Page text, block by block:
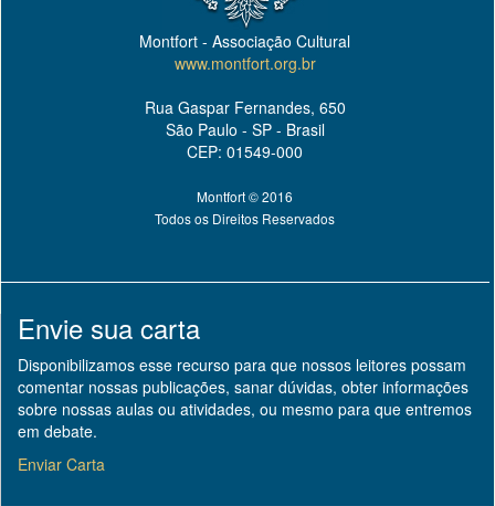
Montfort - Associação Cultural
www.montfort.org.br
Rua Gaspar Fernandes, 650
São Paulo - SP - Brasil
CEP: 01549-000
Montfort © 2016
Todos os Direitos Reservados
Envie sua carta
Disponibilizamos esse recurso para que nossos leitores possam
comentar nossas publicações, sanar dúvidas, obter informações
sobre nossas aulas ou atividades, ou mesmo para que entremos
em debate.
Enviar Carta